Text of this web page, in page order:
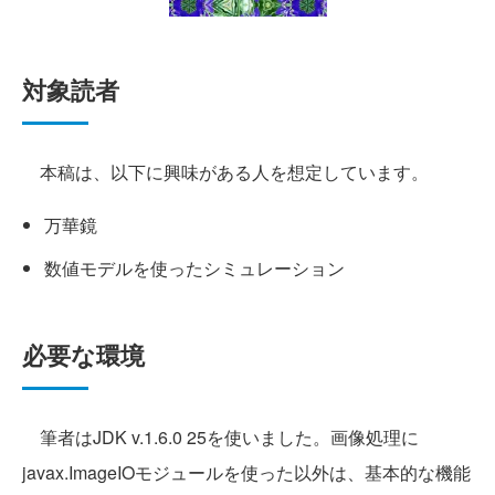
対象読者
本稿は、以下に興味がある人を想定しています。
万華鏡
数値モデルを使ったシミュレーション
必要な環境
筆者はJDK v.1.6.0 25を使いました。画像処理に
javax.ImageIOモジュールを使った以外は、基本的な機能